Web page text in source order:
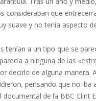
consideraban que
suave y no tenía aspecto
tenían a un tipo que se
a ninguna de las
decirlo de alguna manera.
pensando que no iba
de la BBC Clint